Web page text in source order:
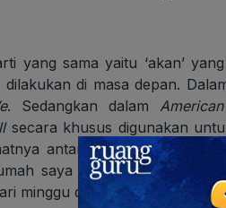
yang sama yaitu ‘akan’
di masa depan.
. Sedangkan dalam
secara khusus digunakan
antara lainI will finish
saya malam ini) dan
We
minggu depan).